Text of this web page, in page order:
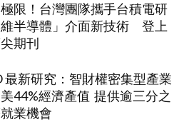
限！台灣團隊攜手台積電研
半導體」介面新技術 登上
期刊
最新研究：智財權密集型產業
44%經濟產值 提供逾三分之
業機會